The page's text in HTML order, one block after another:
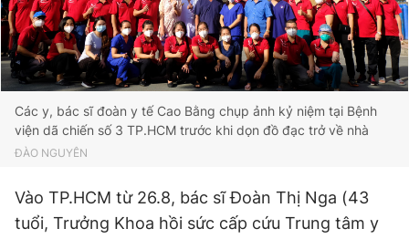
Các y, bác sĩ đoàn y tế Cao Bằng chụp ảnh kỷ niệm tại Bệnh
viện dã chiến số 3 TP.HCM trước khi dọn đồ đạc trở về nhà
ĐÀO NGUYÊN
Vào TP.HCM từ 26.8, bác sĩ Đoàn Thị Nga (43
tuổi, Trưởng Khoa hồi sức cấp cứu Trung tâm y